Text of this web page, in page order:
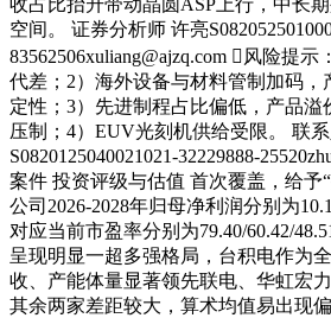
收占比抬升带动晶圆ASP上行，中长
空间。 证券分析师 许亮
83562506xuliang@ajzq.com 风险提
代差；2）海外设备与材料管制加码，
定性；3）先进制程占比偏低，产品溢
压制；4）EUV光刻机供给受限。 联
S0820125040021021-32229888-
案件 投资评级与估值 首次覆盖，给予
公司2026-2028年归母净利润分别为
对应当前市盈率分别为79.40/60.42/
呈现明显一超多强格局，台积电作为
收、产能体量显著领先联电、华虹宏
其余两家差距较大，算术均值易出现